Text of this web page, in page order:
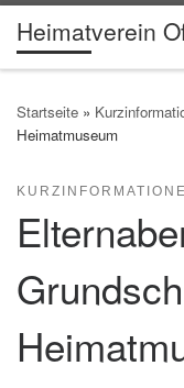
Zum Inhalt springen
Heimatverein
Startseite »
Heimatmuseum